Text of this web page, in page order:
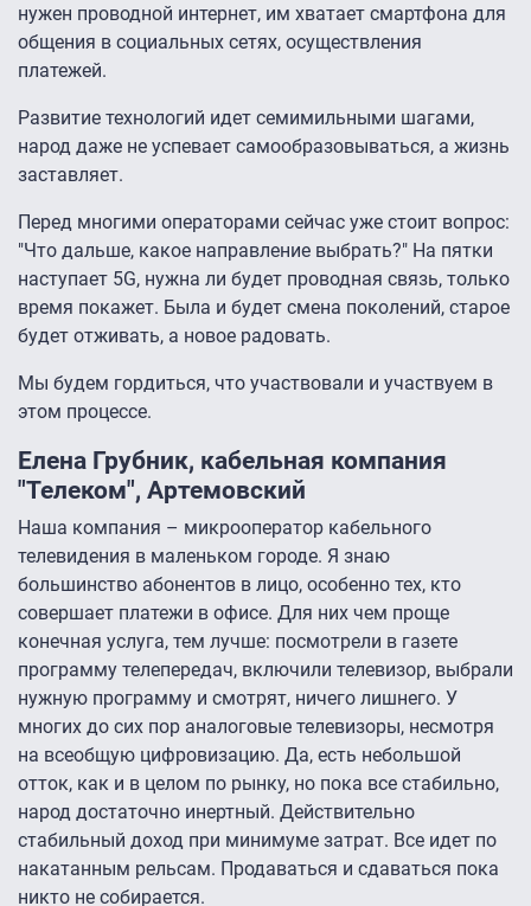
нужен проводной интернет, им хватает смартфона для
общения в социальных сетях, осуществления
платежей.
Развитие технологий идет семимильными шагами,
народ даже не успевает самообразовываться, а жизнь
заставляет.
Перед многими операторами сейчас уже стоит вопрос:
"Что дальше, какое направление выбрать?" На пятки
наступает 5G, нужна ли будет проводная связь, только
время покажет. Была и будет смена поколений, старое
будет отживать, а новое радовать.
Мы будем гордиться, что участвовали и участвуем в
этом процессе.
Елена Грубник, кабельная компания
"Телеком", Артемовский
Наша компания – микрооператор кабельного
телевидения в маленьком городе. Я знаю
большинство абонентов в лицо, особенно тех, кто
совершает платежи в офисе. Для них чем проще
конечная услуга, тем лучше: посмотрели в газете
программу телепередач, включили телевизор, выбрали
нужную программу и смотрят, ничего лишнего. У
многих до сих пор аналоговые телевизоры, несмотря
на всеобщую цифровизацию. Да, есть небольшой
отток, как и в целом по рынку, но пока все стабильно,
народ достаточно инертный. Действительно
стабильный доход при минимуме затрат. Все идет по
накатанным рельсам. Продаваться и сдаваться пока
никто не собирается.